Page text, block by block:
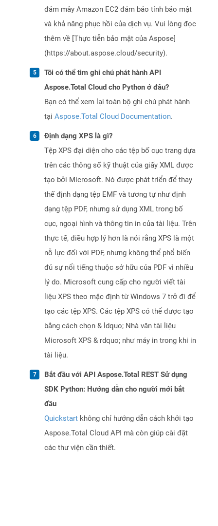
đám mây Amazon EC2 đảm bảo tính bảo mật
và khả năng phục hồi của dịch vụ. Vui lòng đọc
thêm về [Thực tiễn bảo mật của Aspose]
(https://about.aspose.cloud/security).
Tôi có thể tìm ghi chú phát hành API
Aspose.Total Cloud cho Python ở đâu?
Bạn có thể xem lại toàn bộ ghi chú phát hành
tại Aspose.Total Cloud Documentation.
Định dạng XPS là gì?
Tệp XPS đại diện cho các tệp bố cục trang dựa
trên các thông số kỹ thuật của giấy XML được
tạo bởi Microsoft. Nó được phát triển để thay
thế định dạng tệp EMF và tương tự như định
dạng tệp PDF, nhưng sử dụng XML trong bố
cục, ngoại hình và thông tin in của tài liệu. Trên
thực tế, điều hợp lý hơn là nói rằng XPS là một
nỗ lực đối với PDF, nhưng không thể phổ biến
đủ sự nổi tiếng thuộc sở hữu của PDF vì nhiều
lý do. Microsoft cung cấp cho người viết tài
liệu XPS theo mặc định từ Windows 7 trở đi để
tạo các tệp XPS. Các tệp XPS có thể được tạo
bằng cách chọn & ldquo; Nhà văn tài liệu
Microsoft XPS & rdquo; như máy in trong khi in
tài liệu.
Bắt đầu với API Aspose.Total REST Sử dụng
SDK Python: Hướng dẫn cho người mới bắt
đầu
Quickstart không chỉ hướng dẫn cách khởi tạo
Aspose.Total Cloud API mà còn giúp cài đặt
các thư viện cần thiết.